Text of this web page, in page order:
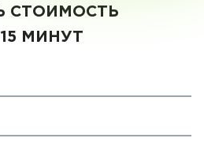
СТОИМОСТЬ
МИНУТ